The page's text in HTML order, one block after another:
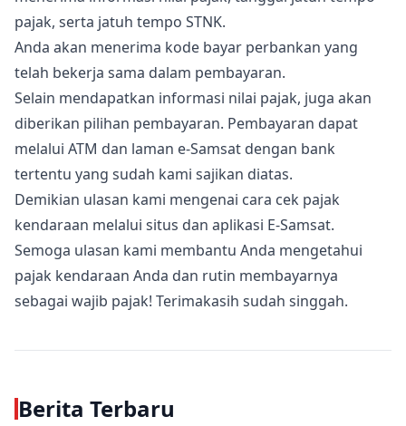
pajak, serta jatuh tempo STNK.
Anda akan menerima kode bayar perbankan yang
telah bekerja sama dalam pembayaran.
Selain mendapatkan informasi nilai pajak, juga akan
diberikan pilihan pembayaran. Pembayaran dapat
melalui ATM dan laman e-Samsat dengan bank
tertentu yang sudah kami sajikan diatas.
Demikian ulasan kami mengenai cara cek pajak
kendaraan melalui situs dan aplikasi E-Samsat.
Semoga ulasan kami membantu Anda mengetahui
pajak kendaraan Anda dan rutin membayarnya
sebagai wajib pajak! Terimakasih sudah singgah.
Berita Terbaru